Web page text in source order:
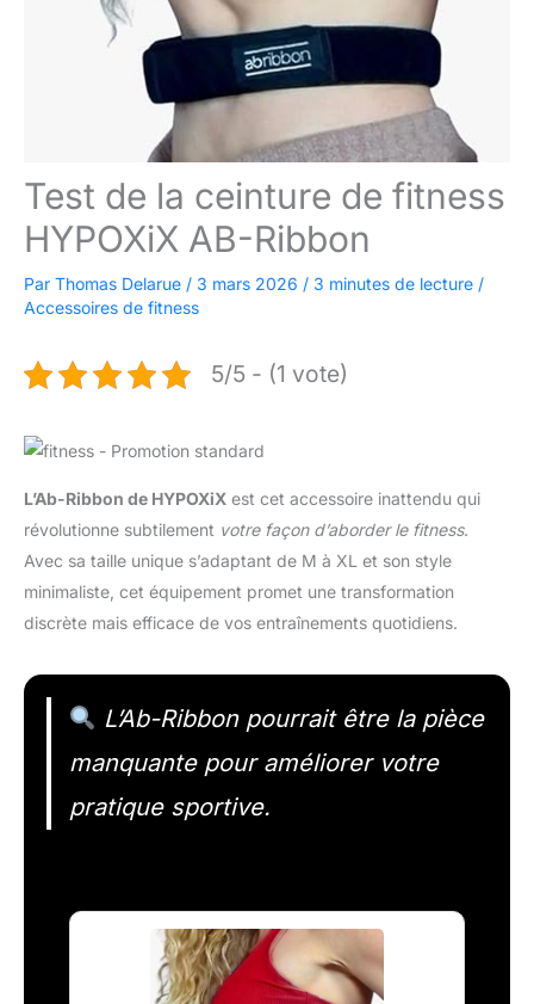
Test de la ceinture de fitness
HYPOXiX AB-Ribbon
Par Thomas Delarue / 3 mars 2026 / 3 minutes de lecture /
Accessoires de fitness
5/5 - (1 vote)
L’Ab-Ribbon de HYPOXiX est cet accessoire inattendu qui
révolutionne subtilement votre façon d’aborder le fitness.
Avec sa taille unique s’adaptant de M à XL et son style
minimaliste, cet équipement promet une transformation
discrète mais efficace de vos entraînements quotidiens.
L’Ab-Ribbon pourrait être la pièce
manquante pour améliorer votre
pratique sportive.